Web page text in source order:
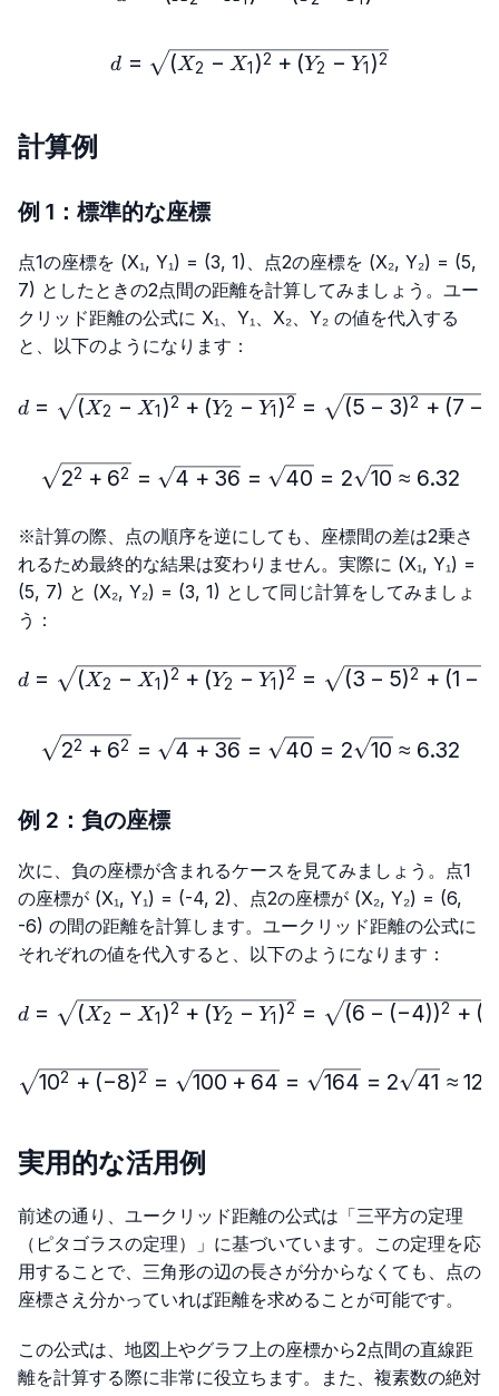
d=\sqrt{(X₂-X₁)^2+(Y₂-
d = (X2 − X1 )2 + (Y2 − Y1 )2
計算例
例 1：標準的な座標
点1の座標を (X₁, Y₁) = (3, 1)、点2の座標を (X₂, Y₂) = (5,
7) としたときの2点間の距離を計算してみましょう。ユー
クリッド距離の公式に X₁、Y₁、X₂、Y₂ の値を代入する
と、以下のようになります：
d=\sqrt{(X₂-X₁)^2+(Y₂-
d = (X2 − X1 )2 + (Y2 − Y1 )2 = (5 − 3)2 + (7 −
22 + 62 = 4 + 36 = 40 = 2 10 ≈ 6.32
※計算の際、点の順序を逆にしても、座標間の差は2乗さ
れるため最終的な結果は変わりません。実際に (X₁, Y₁) =
(5, 7) と (X₂, Y₂) = (3, 1) として同じ計算をしてみましょ
う：
d=\sqrt{(X₂-X₁)^2+(Y₂-
d = (X2 − X1)2 + (Y2 − Y1)2 = (3 − 5)2 + (1 −
22 + 62 = 4 + 36 = 40 = 2 10 ≈ 6.32
例 2：負の座標
次に、負の座標が含まれるケースを見てみましょう。点1
の座標が (X₁, Y₁) = (-4, 2)、点2の座標が (X₂, Y₂) = (6,
-6) の間の距離を計算します。ユークリッド距離の公式に
それぞれの値を代入すると、以下のようになります：
d=\sqrt{(X₂-X₁)^2+(Y₂-
d = (X2 − X1)2 + (Y2 − Y1)2 = (6 − (−4))2 + (
\sqrt{10^2+(-
102 + (−8)2 = 100 + 64 = 164 = 2 41 ≈
実用的な活用例
前述の通り、ユークリッド距離の公式は「三平方の定理
（ピタゴラスの定理）」に基づいています。この定理を応
用することで、三角形の辺の長さが分からなくても、点の
座標さえ分かっていれば距離を求めることが可能です。
この公式は、地図上やグラフ上の座標から2点間の直線距
離を計算する際に非常に役立ちます。また、複素数の絶対